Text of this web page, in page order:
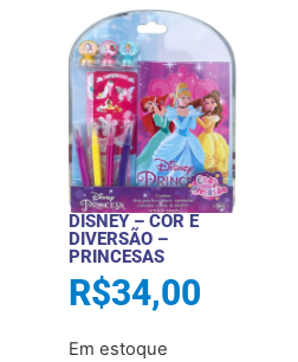
DISNEY – COR E
DIVERSÃO –
PRINCESAS
R$34,00
Em estoque